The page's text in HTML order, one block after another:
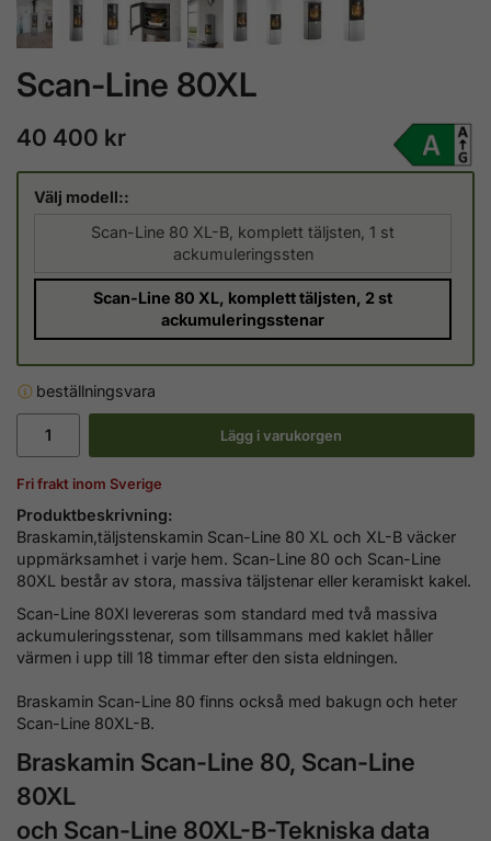
Scan-Line 80XL
40 400 kr
Välj modell::
Scan-Line 80 XL-B, komplett täljsten, 1 st
ackumuleringssten
Scan-Line 80 XL, komplett täljsten, 2 st
ackumuleringsstenar
beställningsvara
Lägg i varukorgen
Fri frakt inom Sverige
Produktbeskrivning:
Braskamin,täljstenskamin Scan-Line 80 XL och XL-B väcker
uppmärksamhet i varje hem. Scan-Line 80 och Scan-Line
80XL består av stora, massiva täljstenar eller keramiskt kakel.
Scan-Line 80Xl levereras som standard med två massiva
ackumuleringsstenar, som tillsammans med kaklet håller
värmen i upp till 18 timmar efter den sista eldningen.
Braskamin Scan-Line 80 finns också med bakugn och heter
Scan-Line 80XL-B.
Braskamin Scan-Line 80, Scan-Line
80XL
och Scan-Line 80XL-B-Tekniska data